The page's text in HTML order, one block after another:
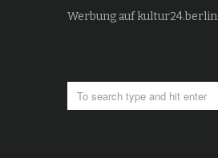
Werbung auf kultur24.berlin